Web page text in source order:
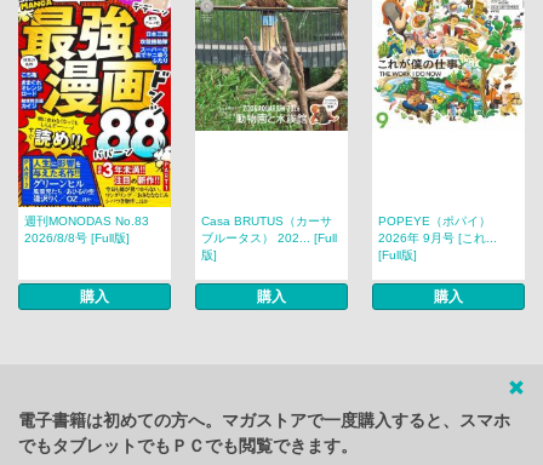
週刊MONODAS No.83
2026/8/8号 [Full版]
購入
Casa BRUTUS（カーサ
ブルータス） 202... [Full
版]
購入
POPEYE（ポパイ）
2026年 9月号 [これ...
[Full版]
購入
電子書籍は初めての方へ。マガストアで一度購入すると、スマホ
でもタブレットでもＰＣでも閲覧できます。